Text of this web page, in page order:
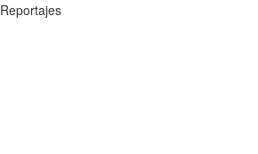
Reportajes